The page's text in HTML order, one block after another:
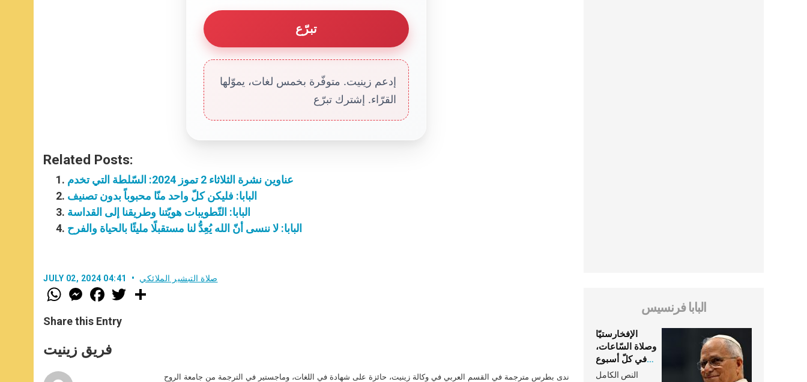
تبرّع
إدعم زينيت. متوفّرة بخمس لغات، يموّلها
القرّاء. إشترك تبرّع
Related Posts:
عناوين نشرة الثلاثاء 2 تموز 2024: السّلطة التي تخدم
البابا: فليكن كلّ واحد منّا محبوباً بدون تصنيف
البابا: التّطويبات هويّتنا وطريقنا إلى القداسة
البابا: لا ننسى أنّ الله يُعِدُّ لنا مستقبلًا مليئًا بالحياة والفرح
JULY 02, 2024 04:41 صلاة التبشير الملائكي
W
h
t
s
p
p
M
e
s
e
g
e
F
a
e
b
o
k
w
Share this Entry
فريق زينيت
ندى بطرس مترجمة في القسم العربي في وكالة زينيت، حائزة على شهادة في اللغات، وماجستير في الترجمة من جامعة الروح
البابا فرنسيس
الإفخارستيّا
وصلاة السّاعات،
في كلّ أسبوع
وكلّ يوم، هما
النص الكامل